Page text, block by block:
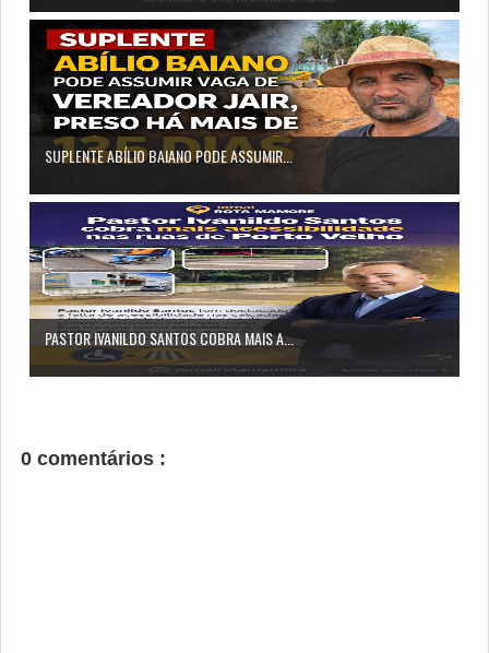
SUPLENTE ABÍLIO BAIANO PODE ASSUMIR...
PASTOR IVANILDO SANTOS COBRA MAIS A...
0 comentários :